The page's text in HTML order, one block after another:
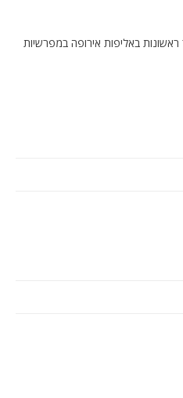
ראשונות באליפות אירופה במפרשיות